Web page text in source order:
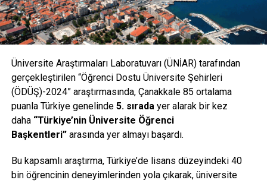
Üniversite Araştırmaları Laboratuvarı (ÜNİAR) tarafından
gerçekleştirilen “Öğrenci Dostu Üniversite Şehirleri
(ÖDÜŞ)-2024” araştırmasında, Çanakkale 85 ortalama
puanla Türkiye genelinde 5. sıradayer alarak bir kez
daha “Türkiye’nin Üniversite Öğrenci
Başkentleri”arasında yer almayı başardı.
Bu kapsamlı araştırma, Türkiye’de lisans düzeyindeki 40
bin öğrencinin deneyimlerinden yola çıkarak, üniversite